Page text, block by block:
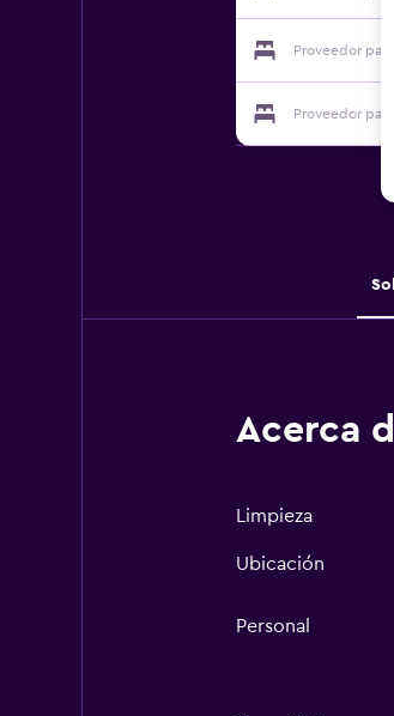
Proveedor para
Proveedor para
Acerca
Limpieza
Ubicación
Personal